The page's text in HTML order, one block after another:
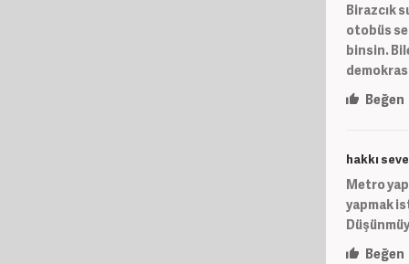
Birazcık
otobüs
binsin.
Beğen
hakkı
Metro
yapmak
Beğen